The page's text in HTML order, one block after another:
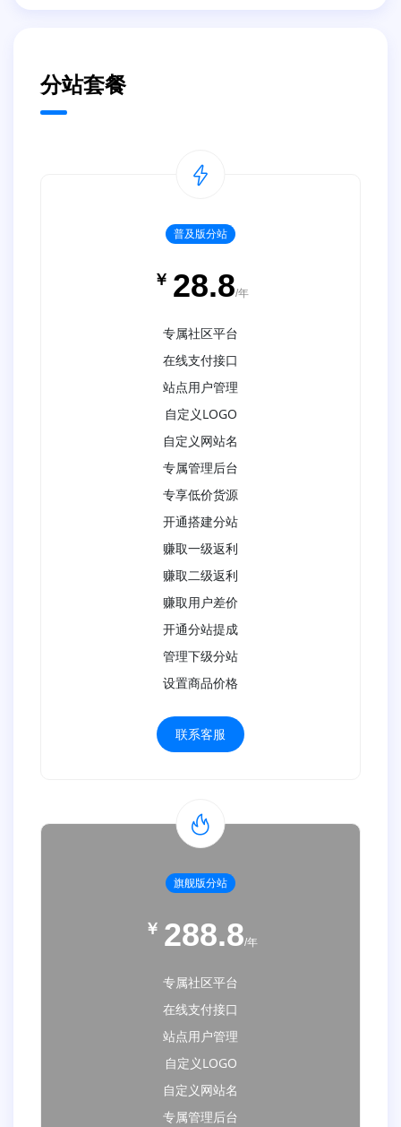
分站套餐
普及版分站
￥ 28.8/年
专属社区平台
在线支付接口
站点用户管理
自定义LOGO
自定义网站名
专属管理后台
专享低价货源
开通搭建分站
赚取一级返利
赚取二级返利
赚取用户差价
开通分站提成
管理下级分站
设置商品价格
联系客服
旗舰版分站
￥ 288.8/年
专属社区平台
在线支付接口
站点用户管理
自定义LOGO
自定义网站名
专属管理后台